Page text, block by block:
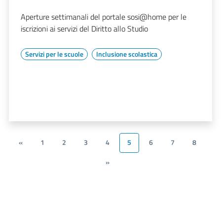
Aperture settimanali del portale sosi@home per le
iscrizioni ai servizi del Diritto allo Studio
Servizi per le scuole Inclusione scolastica
« 1 2 3 4 5 6 7
8
»